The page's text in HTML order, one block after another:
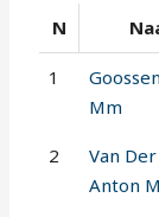
N
1
Mm
2
Van
Anton